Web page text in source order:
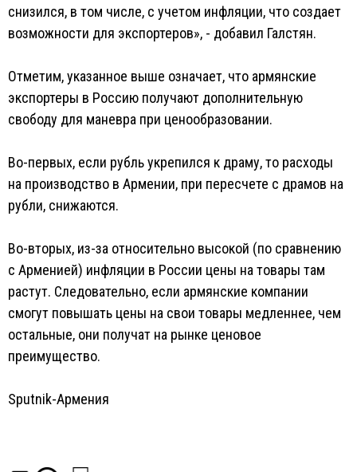
снизился, в том числе, с учетом инфляции, что создает
возможности для экспортеров», - добавил Галстян.
Отметим, указанное выше означает, что армянские
экспортеры в Россию получают дополнительную
свободу для маневра при ценообразовании.
Во-первых, если рубль укрепился к драму, то расходы
на производство в Армении, при пересчете с драмов на
рубли, снижаются.
Во-вторых, из-за относительно высокой (по сравнению
с Арменией) инфляции в России цены на товары там
растут. Следовательно, если армянские компании
смогут повышать цены на свои товары медленнее, чем
остальные, они получат на рынке ценовое
преимущество.
Sputnik-Армения